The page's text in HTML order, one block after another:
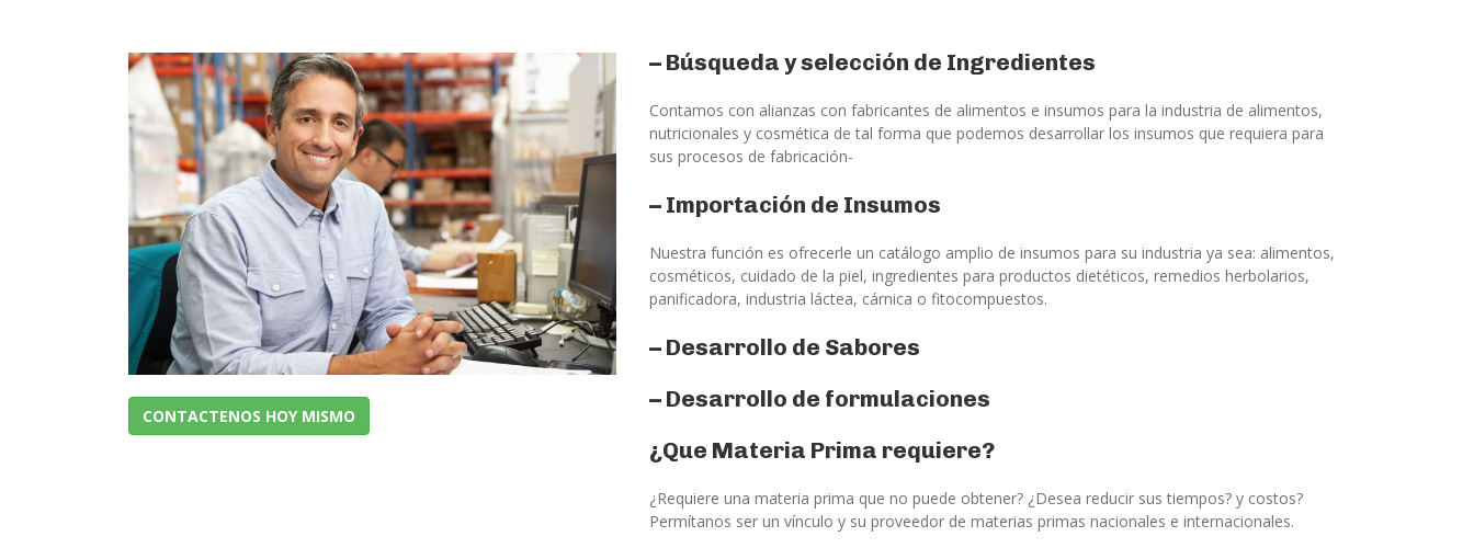
CONTACTENOS HOY MISMO
– Búsqueda y selección de Ingredientes
Contamos con alianzas con fabricantes de alimentos e insumos para la industria de alimentos,
nutricionales y cosmética de tal forma que podemos desarrollar los insumos que requiera para
sus procesos de fabricación-
– Importación de Insumos
Nuestra función es ofrecerle un catálogo amplio de insumos para su industria ya sea: alimentos,
cosméticos, cuidado de la piel, ingredientes para productos dietéticos, remedios herbolarios,
panificadora, industria láctea, cárnica o fitocompuestos.
– Desarrollo de Sabores
– Desarrollo de formulaciones
¿Que Materia Prima requiere?
¿Requiere una materia prima que no puede obtener? ¿Desea reducir sus tiempos? y costos?
Permítanos ser un vínculo y su proveedor de materias primas nacionales e internacionales.